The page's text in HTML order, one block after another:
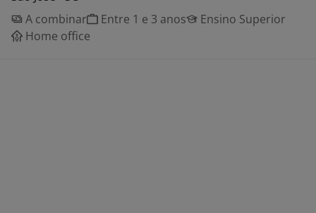
A combinar
Entre 1 e 3 anos
Ensino Superior
Home office